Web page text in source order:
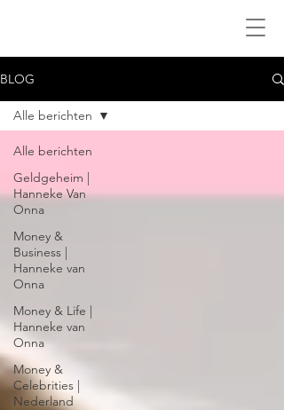
BLOG
Alle berichten
Geldgeheim |
Hanneke Van
Onna
Money &
Business |
Hanneke van
Onna
Money & Life |
Hanneke van
Onna
Money &
Celebrities |
Nederland
Alle berichten